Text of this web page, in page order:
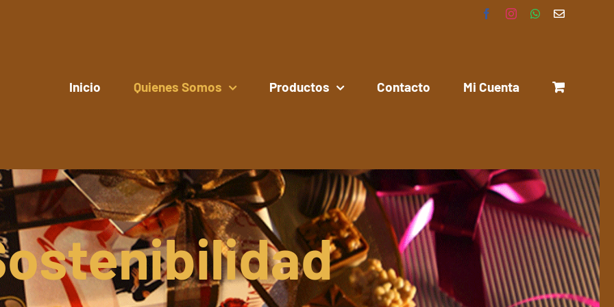
FacebookInstagramWhatsApp
Correo
Inicio Quienes Somos Productos Contacto Mi Cuenta